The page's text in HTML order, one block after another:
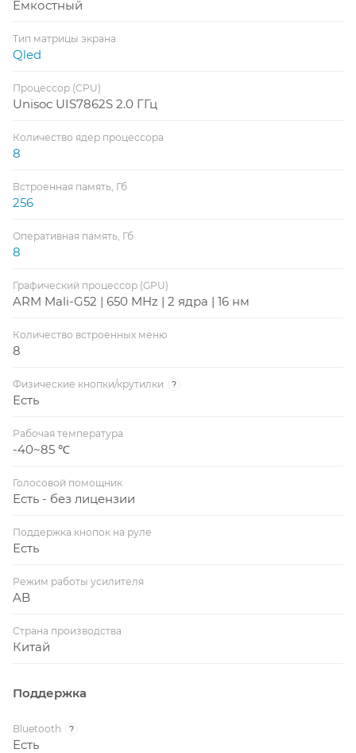
Емкостный
Тип матрицы экрана
Qled
Процессор (CPU)
Unisoc UIS7862S 2.0 ГГц
Количество ядер процессора
8
Встроенная память, Гб
256
Оперативная память, Гб
8
Графический процессор (GPU)
ARM Mali-G52 | 650 MHz | 2 ядра | 16 нм
Количество встроенных меню
8
Физические кнопки/крутилки ?
Есть
Рабочая температура
-40~85 ℃
Голосовой помощник
Есть - без лицензии
Поддержка кнопок на руле
Есть
Режим работы усилителя
AB
Страна производства
Китай
Поддержка
Bluetooth ?
Есть